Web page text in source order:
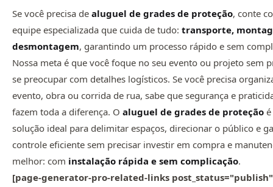
Se você precisa de aluguel de grades de proteção, conte
equipe especializada que cuida de tudo: transporte,
desmontagem, garantindo um processo rápido e sem
Nossa meta é que você foque no seu evento ou projeto sem
se preocupar com detalhes logísticos. Se você precisa
evento, obra ou corrida de rua, sabe que segurança e
fazem toda a diferença. O aluguel de grades de proteção
solução ideal para delimitar espaços, direcionar o público e
controle eficiente sem precisar investir em compra e
melhor: com instalação rápida e sem complicação.
[page-generator-pro-related-links post_status="publish"